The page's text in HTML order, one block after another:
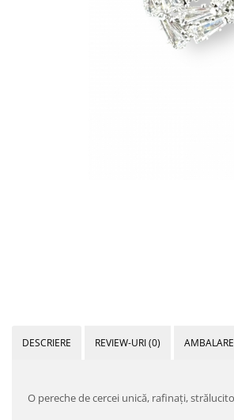
DESCRIERE REVIEW-URI(0)
O pereche de cercei unică, rafinați,